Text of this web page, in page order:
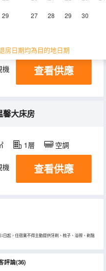
29 27 28 29 30
房日期均為目的地日期
院親子房
1層 空調
機 查看供應
馨大床房
1層 空調
機 查看供應
日起，住宿業不得主動提供牙刷、梳子、浴擦、剃鬚
評論(36)